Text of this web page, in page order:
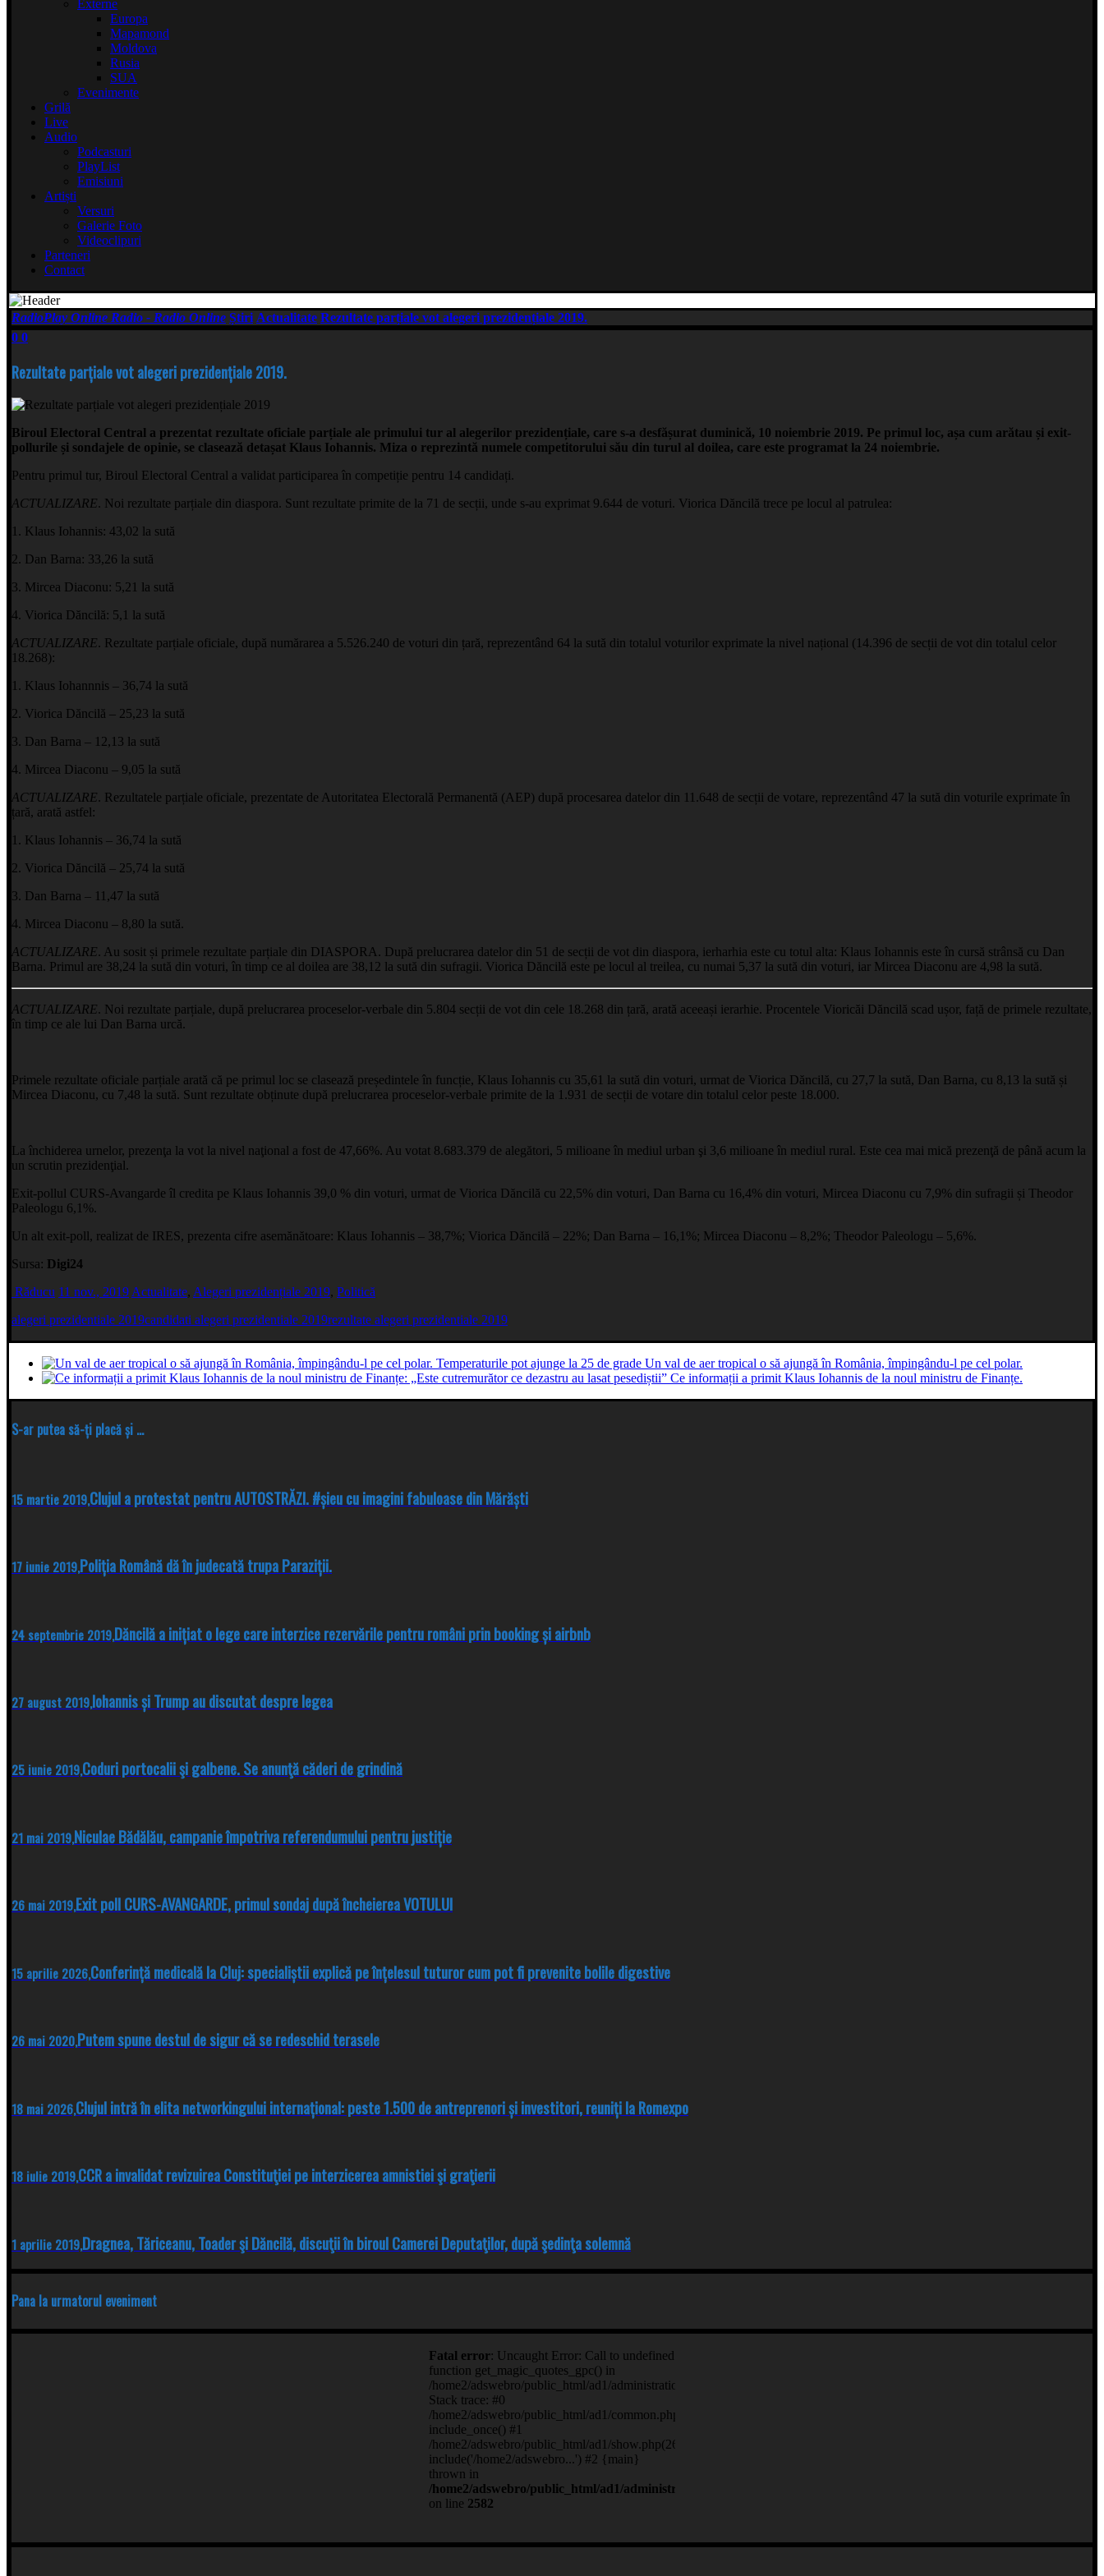
Externe
Europa
Mapamond
Moldova
Rusia
SUA
Evenimente
Grilă
Live
Audio
Podcasturi
PlayList
Emisiuni
Artiști
Versuri
Galerie Foto
Videoclipuri
Parteneri
Contact
RadioPlay Online Radio - Radio Online Știri Actualitate Rezultate parțiale vot alegeri prezidențiale 2019.
0 0
Rezultate parțiale vot alegeri prezidențiale 2019.
Biroul Electoral Central a prezentat rezultate oficiale parțiale ale primului tur al alegerilor prezidențiale, care s-a desfășurat duminică, 10 noiembrie 2019. Pe primul loc, așa cum arătau și exit-
pollurile și sondajele de opinie, se clasează detașat Klaus Iohannis. Miza o reprezintă numele competitorului său din turul al doilea, care este programat la 24 noiembrie.
Pentru primul tur, Biroul Electoral Central a validat participarea în competiție pentru 14 candidați.
ACTUALIZARE. Noi rezultate parțiale din diaspora. Sunt rezultate primite de la 71 de secții, unde s-au exprimat 9.644 de voturi. Viorica Dăncilă trece pe locul al patrulea:
1. Klaus Iohannis: 43,02 la sută
2. Dan Barna: 33,26 la sută
3. Mircea Diaconu: 5,21 la sută
4. Viorica Dăncilă: 5,1 la sută
ACTUALIZARE. Rezultate parțiale oficiale, după numărarea a 5.526.240 de voturi din țară, reprezentând 64 la sută din totalul voturilor exprimate la nivel național (14.396 de secții de vot din totalul celor
18.268):
1. Klaus Iohannnis – 36,74 la sută
2. Viorica Dăncilă – 25,23 la sută
3. Dan Barna – 12,13 la sută
4. Mircea Diaconu – 9,05 la sută
ACTUALIZARE. Rezultatele parțiale oficiale, prezentate de Autoritatea Electorală Permanentă (AEP) după procesarea datelor din 11.648 de secții de votare, reprezentând 47 la sută din voturile exprimate în
țară, arată astfel:
1. Klaus Iohannis – 36,74 la sută
2. Viorica Dăncilă – 25,74 la sută
3. Dan Barna – 11,47 la sută
4. Mircea Diaconu – 8,80 la sută.
ACTUALIZARE. Au sosit și primele rezultate parțiale din DIASPORA. După prelucrarea datelor din 51 de secții de vot din diaspora, ierharhia este cu totul alta: Klaus Iohannis este în cursă strânsă cu Dan
Barna. Primul are 38,24 la sută din voturi, în timp ce al doilea are 38,12 la sută din sufragii. Viorica Dăncilă este pe locul al treilea, cu numai 5,37 la sută din voturi, iar Mircea Diaconu are 4,98 la sută.
ACTUALIZARE. Noi rezultate parțiale, după prelucrarea proceselor-verbale din 5.804 secții de vot din cele 18.268 din țară, arată aceeași ierarhie. Procentele Vioricăi Dăncilă scad ușor, față de primele rezultate,
în timp ce ale lui Dan Barna urcă.
Primele rezultate oficiale parțiale arată că pe primul loc se clasează președintele în funcție, Klaus Iohannis cu 35,61 la sută din voturi, urmat de Viorica Dăncilă, cu 27,7 la sută, Dan Barna, cu 8,13 la sută și
Mircea Diaconu, cu 7,48 la sută. Sunt rezultate obținute după prelucrarea proceselor-verbale primite de la 1.931 de secții de votare din totalul celor peste 18.000.
La închiderea urnelor, prezenţa la vot la nivel naţional a fost de 47,66%. Au votat 8.683.379 de alegători, 5 milioane în mediul urban şi 3,6 milioane în mediul rural. Este cea mai mică prezenţă de până acum la
un scrutin prezidenţial.
Exit-pollul CURS-Avangarde îl credita pe Klaus Iohannis 39,0 % din voturi, urmat de Viorica Dăncilă cu 22,5% din voturi, Dan Barna cu 16,4% din voturi, Mircea Diaconu cu 7,9% din sufragii și Theodor
Paleologu 6,1%.
Un alt exit-poll, realizat de IRES, prezenta cifre asemănătoare: Klaus Iohannis – 38,7%; Viorica Dăncilă – 22%; Dan Barna – 16,1%; Mircea Diaconu – 8,2%; Theodor Paleologu – 5,6%.
Sursa: Digi24
Răducu 11 nov., 2019Actualitate, Alegeri prezidențiale 2019, Politică
alegeri prezidentiale 2019candidati alegeri prezidentiale 2019rezultate alegeri prezidentiale 2019
Un val de aer tropical o să ajungă în România, împingându-l pe cel polar.
Ce informații a primit Klaus Iohannis de la noul ministru de Finanțe.
S-ar putea să-ți placă și ...
15 martie 2019,Clujul a protestat pentru AUTOSTRĂZI. #șieu cu imagini fabuloase din Mărăști
17 iunie 2019,Poliția Română dă în judecată trupa Paraziții.
24 septembrie 2019,Dăncilă a inițiat o lege care interzice rezervările pentru români prin booking și airbnb
27 august 2019,Iohannis și Trump au discutat despre legea
25 iunie 2019,Coduri portocalii şi galbene. Se anunţă căderi de grindină
21 mai 2019,Niculae Bădălău, campanie împotriva referendumului pentru justiție
26 mai 2019,Exit poll CURS-AVANGARDE, primul sondaj după încheierea VOTULUI
15 aprilie 2026,Conferință medicală la Cluj: specialiștii explică pe înțelesul tuturor cum pot fi prevenite bolile digestive
26 mai 2020,Putem spune destul de sigur că se redeschid terasele
18 mai 2026,Clujul intră în elita networkingului internațional: peste 1.500 de antreprenori și investitori, reuniți la Romexpo
18 iulie 2019,CCR a invalidat revizuirea Constituţiei pe interzicerea amnistiei şi graţierii
1 aprilie 2019,Dragnea, Tăriceanu, Toader şi Dăncilă, discuţii în biroul Camerei Deputaţilor, după şedinţa solemnă
Pana la urmatorul eveniment